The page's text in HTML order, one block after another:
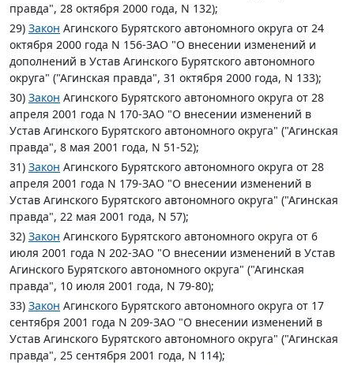
правда", 28 октября 2000 года, N 132);
29) Закон Агинского Бурятского автономного округа от 24
октября 2000 года N 156-ЗАО "О внесении изменений и
дополнений в Устав Агинского Бурятского автономного
округа" ("Агинская правда", 31 октября 2000 года, N 133);
30) Закон Агинского Бурятского автономного округа от 28
апреля 2001 года N 170-ЗАО "О внесении изменений в
Устав Агинского Бурятского автономного округа" ("Агинская
правда", 8 мая 2001 года, N 51-52);
31) Закон Агинского Бурятского автономного округа от 28
апреля 2001 года N 179-ЗАО "О внесении изменений в
Устав Агинского Бурятского автономного округа" ("Агинская
правда", 22 мая 2001 года, N 57);
32) Закон Агинского Бурятского автономного округа от 6
июля 2001 года N 202-ЗАО "О внесении изменений в Устав
Агинского Бурятского автономного округа" ("Агинская
правда", 10 июля 2001 года, N 79-80);
33) Закон Агинского Бурятского автономного округа от 17
сентября 2001 года N 209-ЗАО "О внесении изменений в
Устав Агинского Бурятского автономного округа" ("Агинская
правда", 25 сентября 2001 года, N 114);